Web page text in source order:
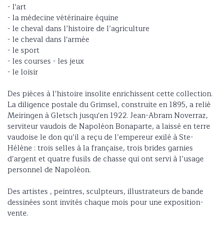
- l'art
- la médecine vétérinaire équine
- le cheval dans l’histoire de l’agriculture
- le cheval dans l'armée
- le sport
- les courses - les jeux
- le loisir
Des pièces à l’histoire insolite enrichissent cette collection.
La diligence postale du Grimsel, construite en 1895, a relié
Meiringen à Gletsch jusqu'en 1922. Jean-Abram Noverraz,
serviteur vaudois de Napoléon Bonaparte, a laissé en terre
vaudoise le don qu’il a reçu de l’empereur exilé à Ste-
Hélène : trois selles à la française, trois brides garnies
d’argent et quatre fusils de chasse qui ont servi à l’usage
personnel de Napoléon.
Des artistes , peintres, sculpteurs, illustrateurs de bande
dessinées sont invités chaque mois pour une exposition-
vente.